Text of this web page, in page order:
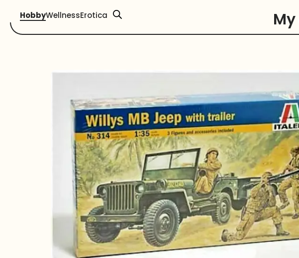
HobbyWellnessErotica My